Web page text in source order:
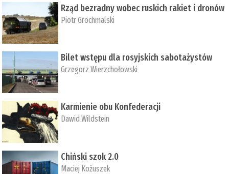
Rząd bezradny wobec ruskich rakiet i dronów
Piotr Grochmalski
Bilet wstępu dla rosyjskich sabotażystów
Grzegorz Wierzchołowski
Karmienie obu Konfederacji
Dawid Wildstein
Chiński szok 2.0
Maciej Kożuszek